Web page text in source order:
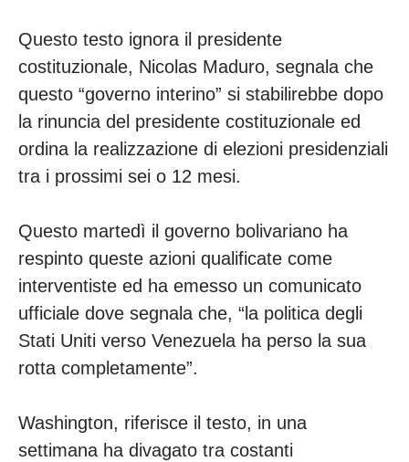
Questo testo ignora il presidente
costituzionale, Nicolas Maduro, segnala che
questo “governo interino” si stabilirebbe dopo
la rinuncia del presidente costituzionale ed
ordina la realizzazione di elezioni presidenziali
tra i prossimi sei o 12 mesi.
Questo martedì il governo bolivariano ha
respinto queste azioni qualificate come
interventiste ed ha emesso un comunicato
ufficiale dove segnala che, “la politica degli
Stati Uniti verso Venezuela ha perso la sua
rotta completamente”.
Washington, riferisce il testo, in una
settimana ha divagato tra costanti